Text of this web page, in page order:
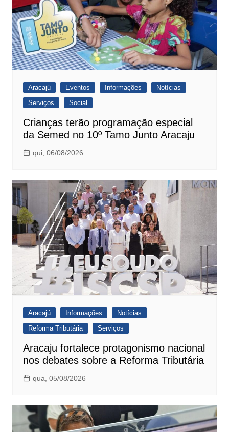
Aracajú Eventos Informações
Notícias
Serviços
Social
Crianças terão programação especial
da Semed no 10º Tamo Junto Aracaju
qui, 06/08/2026
Aracajú Informações
Notícias
Reforma Tributária
Serviços
Aracaju fortalece protagonismo nacional
nos debates sobre a Reforma Tributária
qua, 05/08/2026